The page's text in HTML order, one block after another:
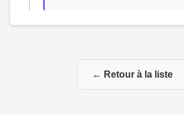
← Retour à la liste